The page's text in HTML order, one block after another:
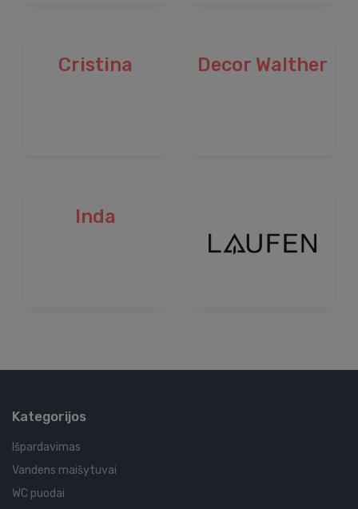
Cristina Decor Walther
Inda
Kategorijos
Išpardavimas
Vandens maišytuvai
WC puodai